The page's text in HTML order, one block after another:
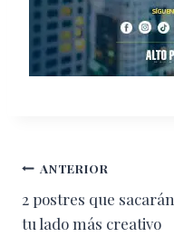
Navegación
de
ANTERIOR
2 postres que sacarán
tu lado más creativo